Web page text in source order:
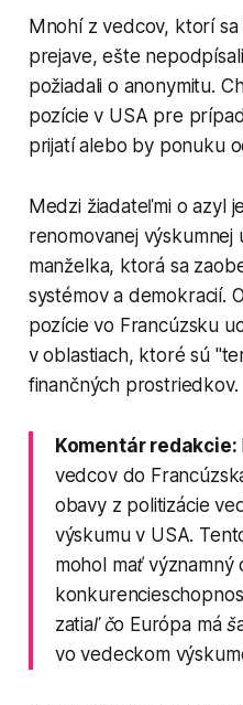
Mnohí z vedcov, ktorí
prejave, ešte
požiadali o anonymitu.
pozície v USA pre
prijatí alebo by ponuku
Medzi žiadateľmi o azyl
renomovanej výskumnej
manželka, ktorá sa
systémov a demokracií.
pozície vo Francúzsku
v oblastiach, ktoré sú
finančných prostriedkov.
Komentár redakcie:
vedcov do
obavy z politizácie
výskumu v USA.
mohol mať
zatiaľ čo Európa má
vo vedeckom